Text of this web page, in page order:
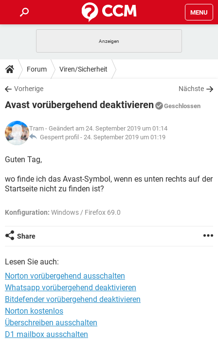
MENU
ANDROID
WINDOWS 10
WHATSAPP TIKTOK
FACEBOOK
TIPPS & TRICKS
SPIELE
WHATSAPP TIKTOK
FACEBOOK
DOWNLOADS
SPIELE STREAMING
ANDROID
WINDOWS 10 INSTAGRAM
WHATSAPP
SPIELE STREAMING
ANDROID
WINDOWS 10
WHATSAPP TIKTOK
LEXIKON
SPIELE
WINDOWS 10
Forum Viren/Sicherheit
Vorherige Nächste
Avast vorübergehend deaktivieren Geschlossen
Tram - Geändert am 24. September 2019 um 01:14
Gesperrt profil - 24. September 2019 um 01:19
Guten Tag,
wo finde ich das Avast-Symbol, wenn es unten rechts auf der
Startseite nicht zu finden ist?
Konfiguration: Windows / Firefox 69.0
Share
Lesen Sie auch:
Norton vorübergehend ausschalten
Whatsapp vorübergehend deaktivieren
Bitdefender vorübergehend deaktivieren
Norton kostenlos
Überschreiben ausschalten
D1 mailbox ausschalten